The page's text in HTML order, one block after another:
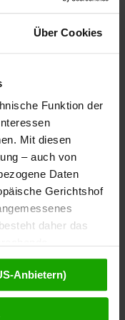
Über Cookies
Funktion der
Mit diesen
– auch von
Daten
Gerichtshof
daher das
(z.B. Google,
zu Kontroll- und
dagegen keine
stehen. Mit
Anbietern)
über die Hotline
.at
84499933